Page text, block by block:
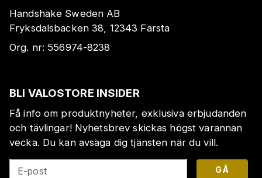
Handshake Sweden AB
Fryksdalsbacken 38, 12343 Farsta
Org. nr: 556974-8238
BLI VALOSTORE INSIDER
Få info om produktnyheter, exklusiva erbjudanden
och tävlingar! Nyhetsbrev skickas högst varannan
vecka. Du kan avsäga dig tjänsten när du vill.
E-post
GÅ